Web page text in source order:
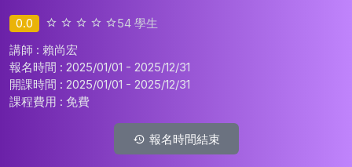
0.0 54 學生
講師 : 賴尚宏
報名時間 : 2025/01/01 - 2025/12/31
開課時間 : 2025/01/01 - 2025/12/31
課程費用 : 免費
報名時間結束